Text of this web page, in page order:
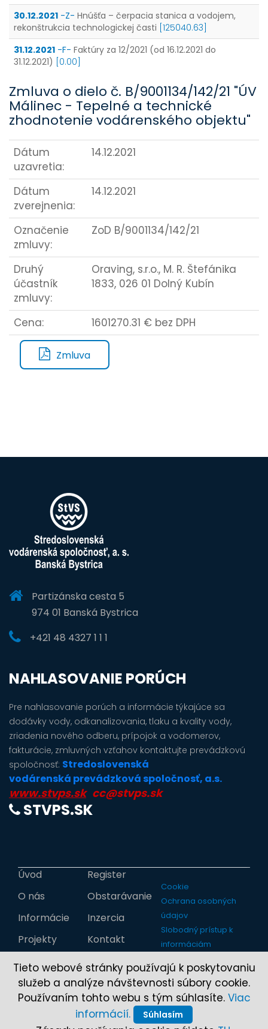
30.12.2021 -Z- Hnúšťa – čerpacia stanica a vodojem,
rekonštrukcia technologickej časti [125040.63]
31.12.2021 -F- Faktúry za 12/2021 (od 16.12.2021 do
31.12.2021)
[0.00]
Zmluva o dielo č. B/9001134/142/21 "ÚV
Málinec - Tepelné a technické
zhodnotenie vodárenského objektu"
Dátum
uzavretia:
14.12.2021
Dátum
zverejnenia:
14.12.2021
Označenie
zmluvy:
ZoD B/9001134/142/21
Druhý
účastník
zmluvy:
Oraving, s.r.o., M. R. Štefánika
1833, 026 01 Dolný Kubín
Cena: 1601270.31 € bez DPH
Zmluva
Partizánska cesta 5
974 01 Banská Bystrica
+421 48 4327 1 1 1
NAHLASOVANIE PORÚCH
Pre nahlasovanie porúch a informácie týkajúce sa
dodávky vody, odkanalizovania, tlaku a kvality vody,
zriadenia nového odberu, prípojok a vodomerov,
fakturácie, zmluvných vzťahov kontaktujte prevádzkovú
spoločnosť: Stredoslovenská
vodárenská prevádzková spoločnosť, a.s.
www.stvps.sk cc@stvps.sk
STVPS.SK
Úvod
O nás
Informácie
Projekty
Register
Obstarávanie
Inzercia
Kontakt
Cookie
Ochrana osobných
údajov
Slobodný prístup k
informáciám
Tieto webové stránky používajú k poskytovaniu
služeb a analýze návštevnosti súbory cookie.
Používaním tohto webu s tým súhlasíte. Viac
informácií.
Súhlasím